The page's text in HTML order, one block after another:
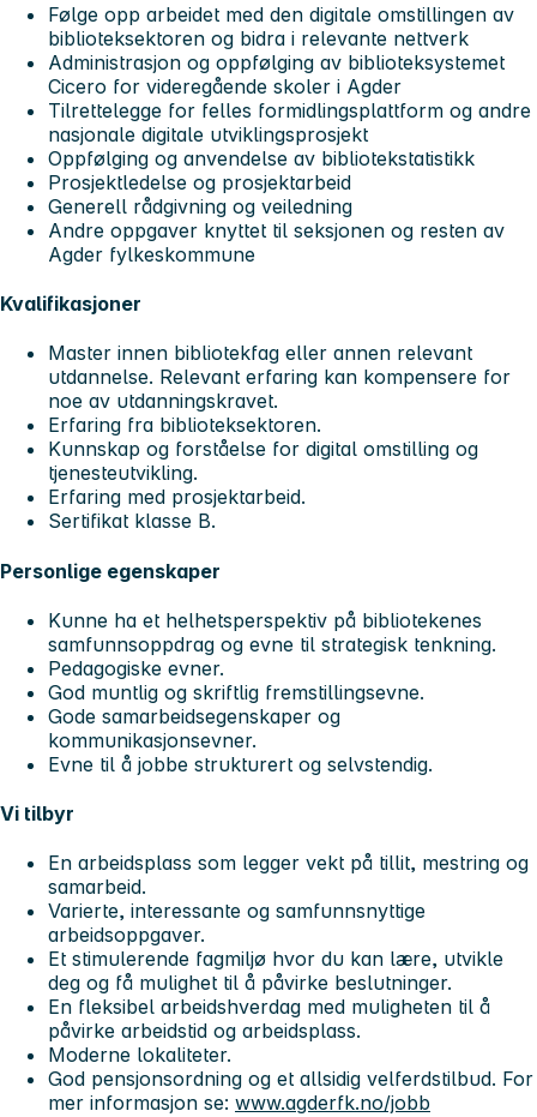
Følge opp arbeidet med den digitale omstillingen av
biblioteksektoren og bidra i relevante nettverk
Administrasjon og oppfølging av biblioteksystemet
Cicero for videregående skoler i Agder
Tilrettelegge for felles formidlingsplattform og andre
nasjonale digitale utviklingsprosjekt
Oppfølging og anvendelse av bibliotekstatistikk
Prosjektledelse og prosjektarbeid
Generell rådgivning og veiledning
Andre oppgaver knyttet til seksjonen og resten av
Agder fylkeskommune
Kvalifikasjoner
Master innen bibliotekfag eller annen relevant
utdannelse. Relevant erfaring kan kompensere for
noe av utdanningskravet.
Erfaring fra biblioteksektoren.
Kunnskap og forståelse for digital omstilling og
tjenesteutvikling.
Erfaring med prosjektarbeid.
Sertifikat klasse B.
Personlige egenskaper
Kunne ha et helhetsperspektiv på bibliotekenes
samfunnsoppdrag og evne til strategisk tenkning.
Pedagogiske evner.
God muntlig og skriftlig fremstillingsevne.
Gode samarbeidsegenskaper og
kommunikasjonsevner.
Evne til å jobbe strukturert og selvstendig.
Vi tilbyr
En arbeidsplass som legger vekt på tillit, mestring og
samarbeid.
Varierte, interessante og samfunnsnyttige
arbeidsoppgaver. ​
Et stimulerende fagmiljø hvor du kan lære, utvikle
deg og få mulighet til å påvirke beslutninger.​
En fleksibel arbeidshverdag med muligheten til å
påvirke arbeidstid og arbeidsplass. ​
Moderne lokaliteter. ​
God pensjonsordning og et allsidig velferdstilbud. For
mer informasjon se: www.agderfk.no/jobb